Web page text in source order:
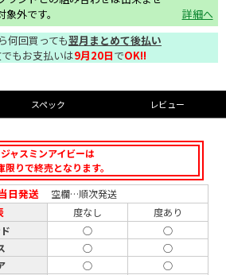
外です。
詳細へ
何回買っても翌月まとめて後払い
もお支払いは9月20日でOK!!
スペック レビュー
ジャスミンアイビーは
限りで終売となります。
日発送 空欄…順次発送
度なし
度あり
○
○
○
○
○
○